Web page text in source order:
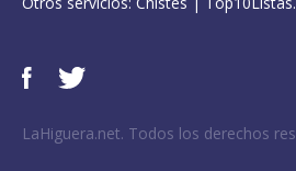
LaHiguera.net. Todos los derechos